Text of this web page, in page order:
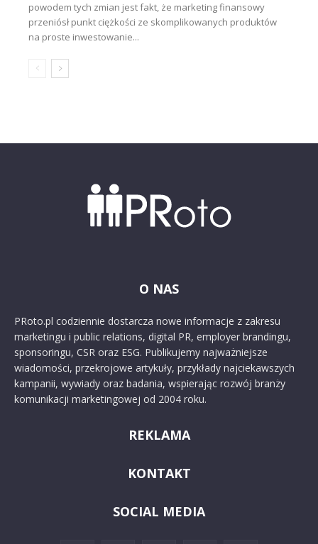
powodem tych zmian jest fakt, że marketing finansowy
przeniósł punkt ciężkości ze skomplikowanych produktów
na proste inwestowanie...
O NAS
PRoto.pl codziennie dostarcza nowe informacje z zakresu
marketingu i public relations, digital PR, employer brandingu,
sponsoringu, CSR oraz ESG. Publikujemy najważniejsze
wiadomości, przekrojowe artykuły, przykłady najciekawszych
kampanii, wywiady oraz badania, wspierając rozwój branży
komunikacji marketingowej od 2004 roku.
REKLAMA
KONTAKT
SOCIAL MEDIA